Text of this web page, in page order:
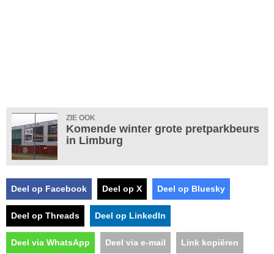
ZIE OOK
Komende winter grote pretparkbeurs
in Limburg
Deel op Facebook Deel op X Deel op Bluesky
Deel op Threads Deel op LinkedIn
Deel via WhatsApp Deel via e-mail Link kopiëren